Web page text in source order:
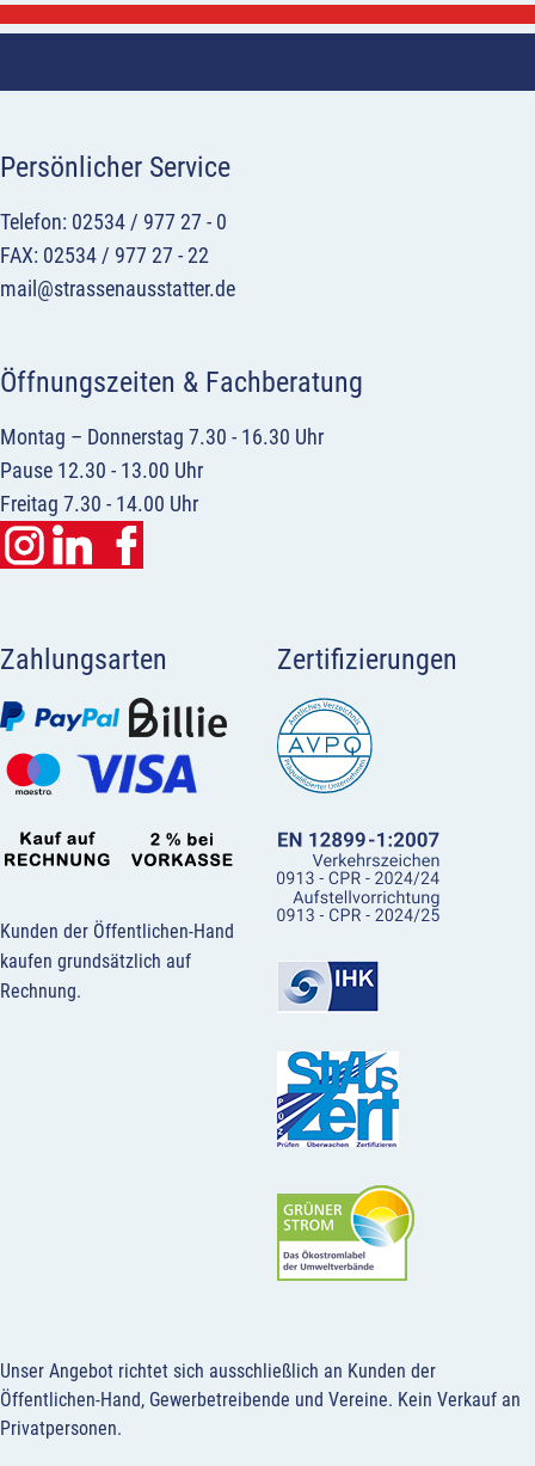
Persönlicher Service
Telefon: 02534 / 977 27 - 0
FAX: 02534 / 977 27 - 22
mail@strassenausstatter.de
Öffnungszeiten & Fachberatung
Montag – Donnerstag 7.30 - 16.30 Uhr
Pause 12.30 - 13.00 Uhr
Freitag 7.30 - 14.00 Uhr
Zahlungsarten
Kunden der Öffentlichen-Hand
kaufen grundsätzlich auf
Rechnung.
Zertifizierungen
Unser Angebot richtet sich ausschließlich an Kunden der
Öffentlichen-Hand, Gewerbetreibende und Vereine. Kein Verkauf an
Privatpersonen.